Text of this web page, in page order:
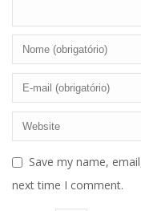
Save my name,
next time I comment.